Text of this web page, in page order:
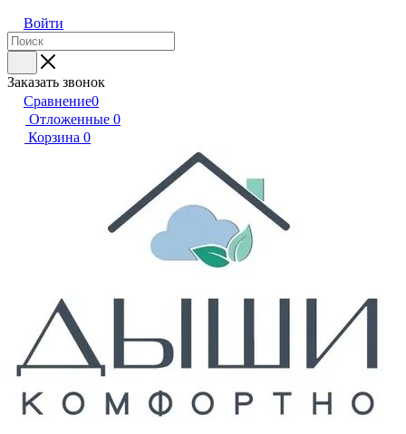
Войти
Заказать звонок
Сравнение0
Отложенные 0
Корзина 0